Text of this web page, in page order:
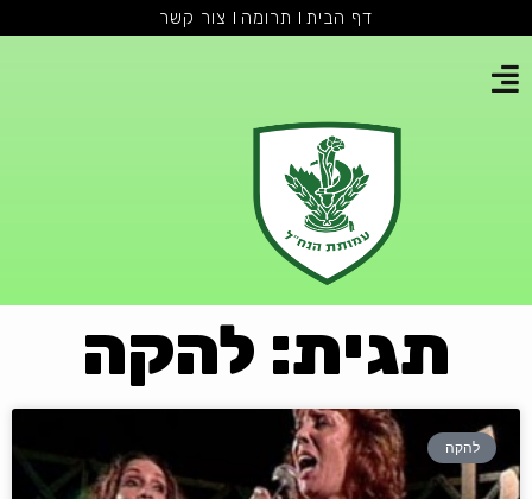
דף הבית תרומה צור קשר
תגית: להקה
להקה